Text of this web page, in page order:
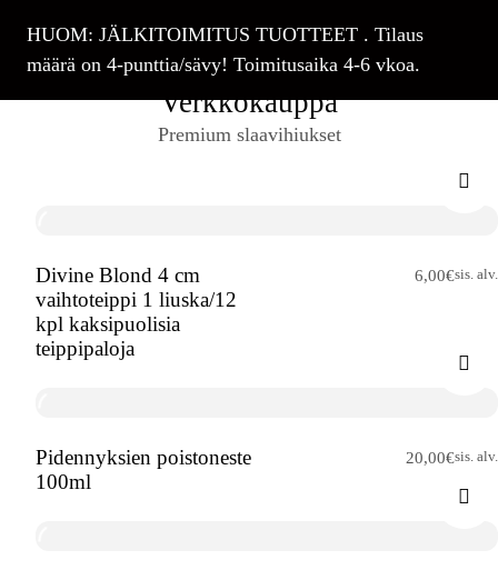
HUOM: JÄLKITOIMITUS TUOTTEET . Tilaus
määrä on 4-punttia/sävy! Toimitusaika 4-6 vkoa.
Verkkokauppa
Premium slaavihiukset
Divine Blond 4 cm
vaihtoteippi 1 liuska/12
kpl kaksipuolisia
teippipaloja
6,00€sis. alv.
Pidennyksien poistoneste
100ml
20,00€sis. alv.